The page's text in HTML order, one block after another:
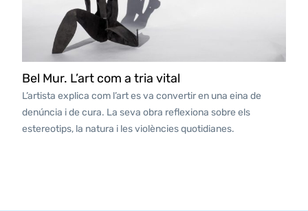
Bel Mur. L’art com a tria vital
L’artista explica com l’art es va convertir en una eina de
denúncia i de cura. La seva obra reflexiona sobre els
estereotips, la natura i les violències quotidianes.